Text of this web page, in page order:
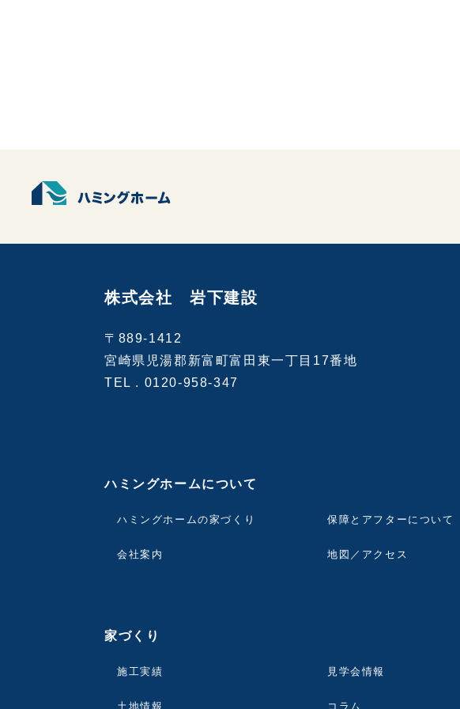
株式会社 岩下建設
〒889-1412
宮崎県児湯郡新富町富田東一丁目17番地
TEL . 0120-958-347
ハミングホームについて
ハミングホームの家づくり 保障とアフターについて
会社案内 地図／アクセス
家づくり
施工実績 見学会情報
土地情報 コラム